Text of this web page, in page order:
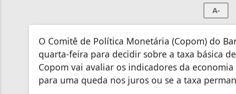
A-
O Comitê de Política Monetária (Copom) do
quarta-feira para decidir sobre a taxa básica
Copom vai avaliar os indicadores da
para uma queda nos juros ou se a taxa